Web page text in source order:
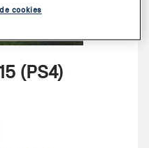
(PS4)
cookies